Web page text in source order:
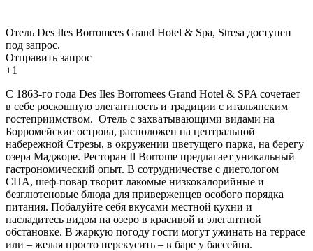
Отель Des Iles Borromees Grand Hotel & Spa, Stresa доступен
под запрос.
Отправить запрос
+1
C 1863-го года Des Iles Borromees Grand Hotel & SPA сочетает
в себе роскошную элегантность и традиции с итальянским
гостеприимством. Отель с захватывающими видами на
Борромейские острова, расположен на центральной
набережной Стрезы, в окружении цветущего парка, на берегу
озера Маджоре. Ресторан Il Borrome предлагает уникальный
гастрономический опыт. В сотрудничестве с диетологом
СПА, шеф-повар творит лакомые низкокалорийные и
безглютеновые блюда для приверженцев особого порядка
питания. Побалуйте себя вкусами местной кухни и
насладитесь видом на озеро в красивой и элегантной
обстановке. В жаркую погоду гости могут ужинать на террасе
или – желая просто перекусить – в баре у бассейна.